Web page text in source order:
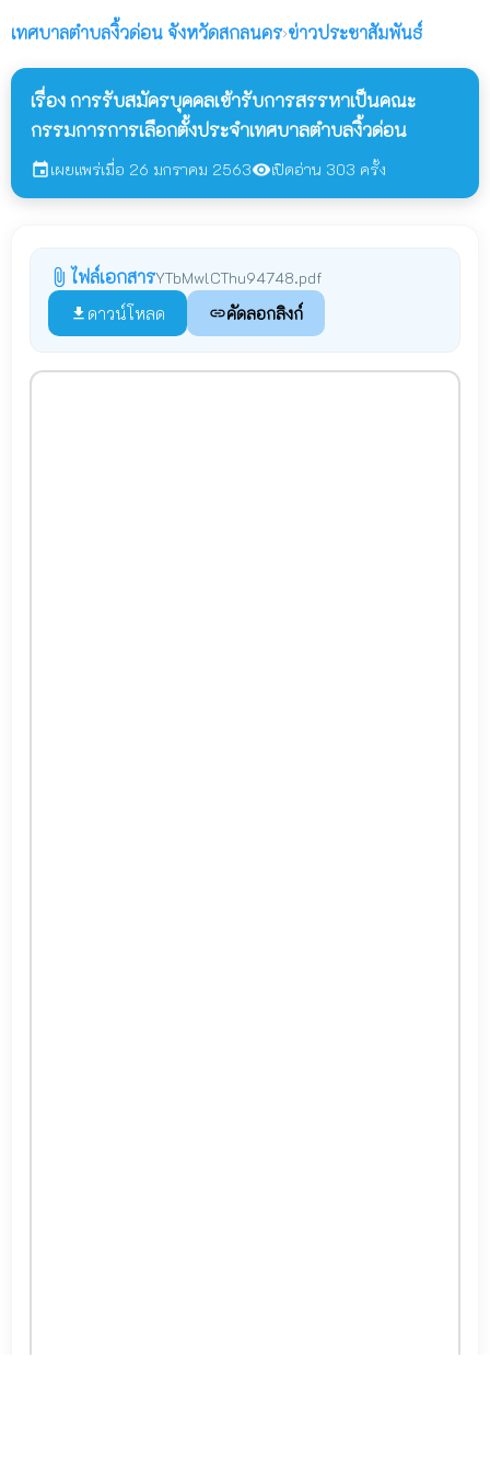
เทศบาลตำบลงิ้วด่อน จังหวัดสกลนคร›ข่าวประชาสัมพันธ์
เรื่อง การรับสมัครบุคคลเข้ารับการสรรหาเป็นคณะ
กรรมการการเลือกตั้งประจำเทศบาลตำบลงิ้วด่อน
eventเผยแพร่เมื่อ 26 มกราคม 2563visibilityเปิดอ่าน 303 ครั้ง
attach_file ไฟล์เอกสารYTbMwlCThu94748.pdf
file_download ดาวน์โหลด linkคัดลอกลิงก์